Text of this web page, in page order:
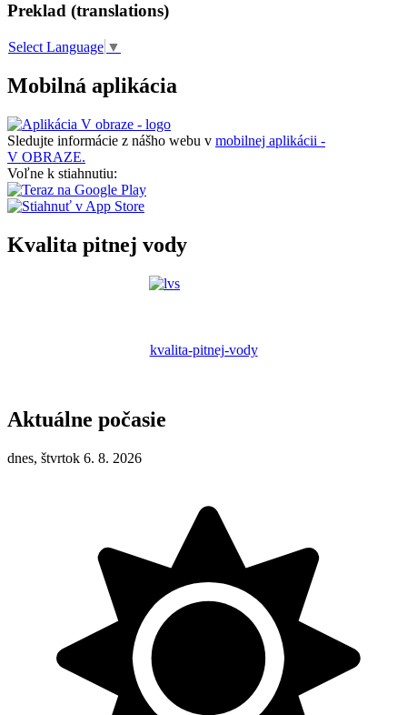
Preklad (translations)
Select Language ▼
Mobilná aplikácia
Sledujte informácie z nášho webu v mobilnej aplikácii -
V OBRAZE.
Voľne k stiahnutiu:
Kvalita pitnej vody
kvalita-pitnej-vody
Aktuálne počasie
dnes, štvrtok 6. 8. 2026